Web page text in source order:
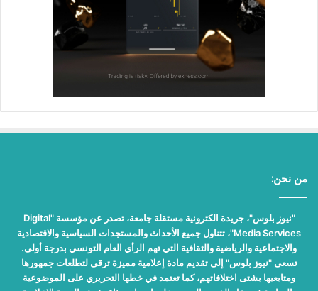
من نحن:
"نيوز بلوس"، جريدة الكترونية مستقلة جامعة، تصدر عن مؤسسة "Digital
Media Services"، تتناول جميع الأحداث والمستجدات السياسية والاقتصادية
والاجتماعية والرياضية والثقافية التي تهم الرأي العام التونسي بدرجة أولى.
تسعى "نيوز بلوس" إلى تقديم مادة إعلامية مميزة ترقى لتطلعات جمهورها
ومتابعيها بشتى اختلافاتهم، كما تعتمد في خطها التحريري على الموضوعية